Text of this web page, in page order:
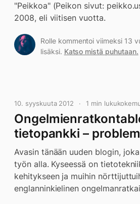
"Peikkoa" (Peikon sivut:
2008, eli viitisen vuotta.
Rolle kommentoi viimeksi 13
lisäksi. Katso mistä puhutaan.
10. syyskuuta 2012 1 min
tietopankki –
Avasin tänään uuden blogin,
työn alla. Kyseessä on
kehitykseen ja muihin
englanninkielinen